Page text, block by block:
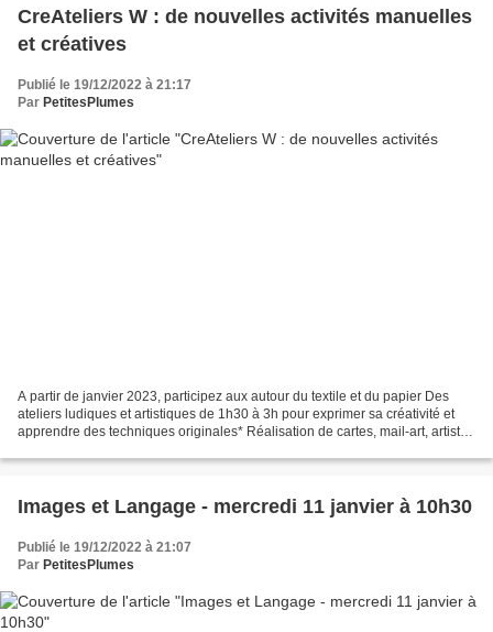
CreAteliers W : de nouvelles activités manuelles
et créatives
Publié le 19/12/2022 à 21:17
Par PetitesPlumes
A partir de janvier 2023, participez aux autour du textile et du papier Des
ateliers ludiques et artistiques de 1h30 à 3h pour exprimer sa créativité et
apprendre des techniques originales* Réalisation de cartes, mail-art, artist
Images et Langage - mercredi 11 janvier à 10h30
Publié le 19/12/2022 à 21:07
Par PetitesPlumes